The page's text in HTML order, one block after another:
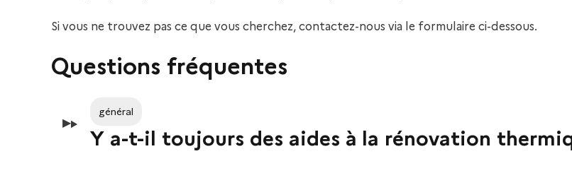
Si vous ne trouvez pas ce que vous cherchez, contactez-nous via le formulaire ci-dessous.
Questions fréquentes
général
Y a-t-il toujours des aides à la rénovation